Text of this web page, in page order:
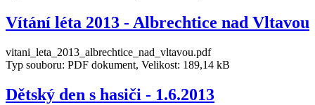
Vítání léta 2013 - Albrechtice nad Vltavou
vitani_leta_2013_albrechtice_nad_vltavou.pdf
Typ souboru: PDF dokument, Velikost: 189,14 kB
Dětský den s hasiči - 1.6.2013